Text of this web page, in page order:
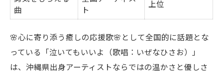
曲
ト
上位
🌸心に寄り添う癒しの応援歌🌸として全国的に話題とな
っている「泣いてもいいよ（歌唱：いぜなひさお）」
は、沖縄県出身アーティストならではの温かさと優しさ